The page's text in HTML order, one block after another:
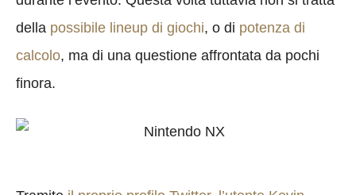
della possibile lineup di giochi, o di potenza di
calcolo, ma di una questione affrontata da pochi
finora.